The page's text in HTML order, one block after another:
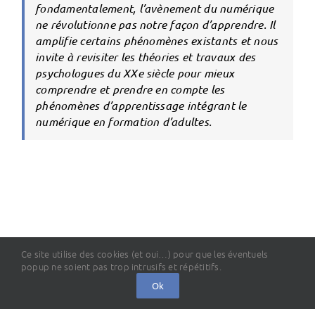
fondamentalement, l’avènement du numérique
ne révolutionne pas notre façon d’apprendre. Il
amplifie certains phénomènes existants et nous
invite à revisiter les théories et travaux des
psychologues du XXe siècle pour mieux
comprendre et prendre en compte les
phénomènes d’apprentissage intégrant le
numérique en formation d’adultes.
Ce site utilise des cookies (et oui…) pour que les éventuels
popup ne soient pas trop intrusifs et répétitifs.
Ok